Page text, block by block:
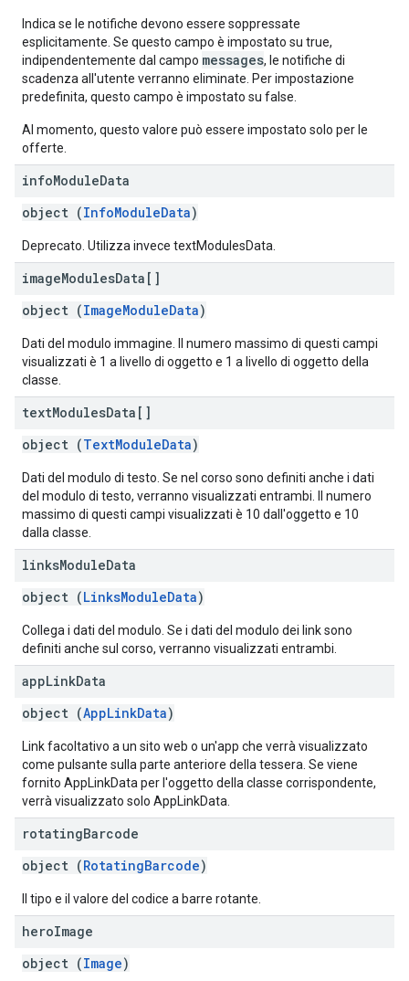
Indica se le notifiche devono essere soppressate
esplicitamente. Se questo campo è impostato su true,
indipendentemente dal campo messages, le notifiche di
scadenza all'utente verranno eliminate. Per impostazione
predefinita, questo campo è impostato su false.
Al momento, questo valore può essere impostato solo per le
offerte.
infoModuleData
object (InfoModuleData)
Deprecato. Utilizza invece textModulesData.
imageModulesData[]
object (ImageModuleData)
Dati del modulo immagine. Il numero massimo di questi campi
visualizzati è 1 a livello di oggetto e 1 a livello di oggetto della
classe.
textModulesData[]
object (TextModuleData)
Dati del modulo di testo. Se nel corso sono definiti anche i dati
del modulo di testo, verranno visualizzati entrambi. Il numero
massimo di questi campi visualizzati è 10 dall'oggetto e 10
dalla classe.
linksModuleData
object (LinksModuleData)
Collega i dati del modulo. Se i dati del modulo dei link sono
definiti anche sul corso, verranno visualizzati entrambi.
appLinkData
object (AppLinkData)
Link facoltativo a un sito web o un'app che verrà visualizzato
come pulsante sulla parte anteriore della tessera. Se viene
fornito AppLinkData per l'oggetto della classe corrispondente,
verrà visualizzato solo AppLinkData.
rotatingBarcode
object (RotatingBarcode)
Il tipo e il valore del codice a barre rotante.
heroImage
object (Image)